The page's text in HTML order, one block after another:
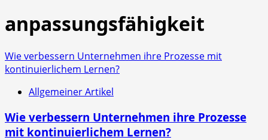
anpassungsfähigkeit
Wie verbessern Unternehmen ihre Prozesse mit
kontinuierlichem Lernen?
Allgemeiner Artikel
Wie verbessern Unternehmen ihre Prozesse
mit kontinuierlichem Lernen?